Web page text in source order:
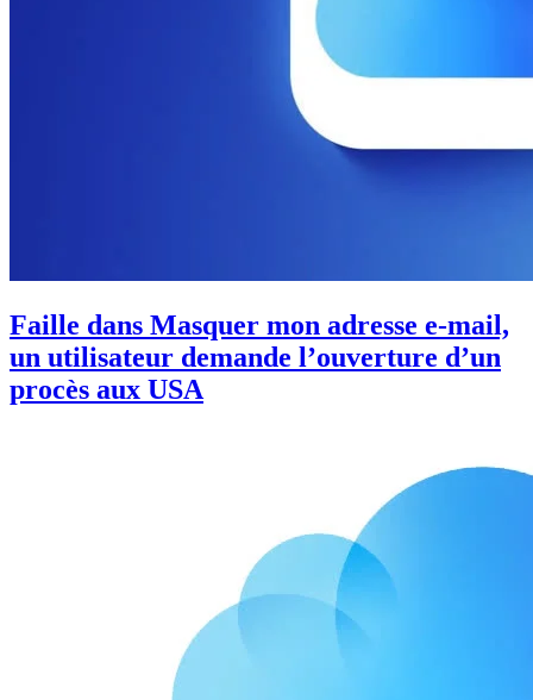
Faille dans Masquer mon adresse e-mail,
un utilisateur demande l’ouverture d’un
procès aux USA